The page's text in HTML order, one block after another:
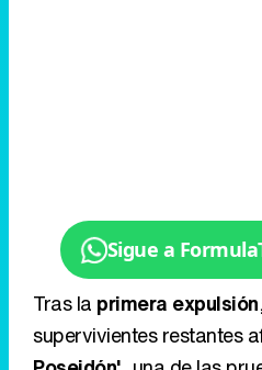
Sigue a
Tras la primera expulsión
supervivientes restantes